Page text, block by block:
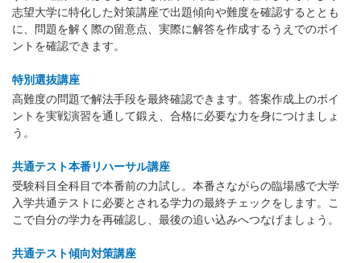
志望大学に特化した対策講座で出題傾向や難度を確認するととも
に、問題を解く際の留意点、実際に解答を作成するうえでのポイ
ントを確認できます。
特別選抜講座
高難度の問題で解法手段を最終確認できます。答案作成上のポイ
ントを実戦演習を通して鍛え、合格に必要な力を身につけましょ
う。
共通テスト本番リハーサル講座
受験科目全科目で本番前の力試し。本番さながらの臨場感で大学
入学共通テストに必要とされる学力の最終チェックをします。こ
こで自分の学力を再確認し、最後の追い込みへつなげましょう。
共通テスト傾向対策講座